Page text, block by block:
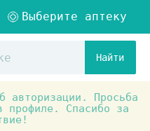
Найти
авторизации. Просьба
профиле. Спасибо за
Ортопедия